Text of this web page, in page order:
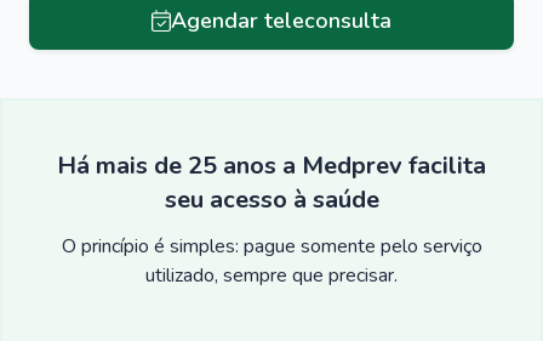
Agendar teleconsulta
Há mais de 25 anos a Medprev facilita
seu acesso à saúde
O princípio é simples: pague somente pelo serviço
utilizado, sempre que precisar.